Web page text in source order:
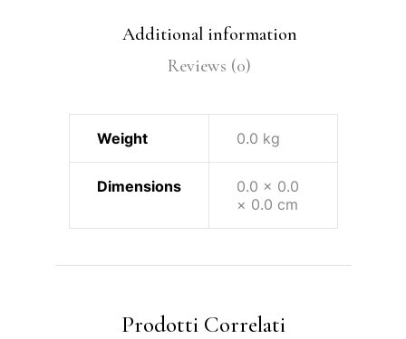
Additional information
Reviews (0)
Weight 0.0 kg
Dimensions
0.0 × 0.0
× 0.0 cm
Prodotti Correlati